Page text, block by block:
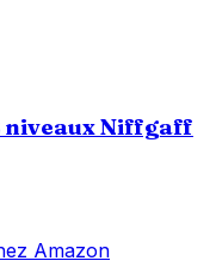
niveaux Niffgaff
Amazon